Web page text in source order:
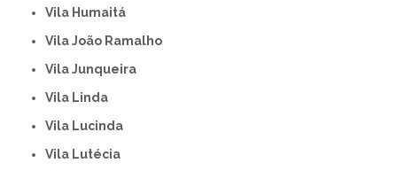
Vila Humaitá
Vila João Ramalho
Vila Junqueira
Vila Linda
Vila Lucinda
Vila Lutécia